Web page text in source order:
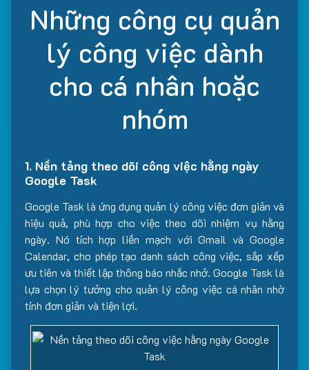
Những công cụ quản
lý công việc dành
cho cá nhân hoặc
nhóm
1. Nền tảng theo dõi công việc hằng ngày
Google Task
Google Task là ứng dụng quản lý công việc đơn giản và
hiệu quả, phù hợp cho việc theo dõi nhiệm vụ hằng
ngày. Nó tích hợp liền mạch với Gmail và Google
Calendar, cho phép tạo danh sách công việc, sắp xếp
ưu tiên và thiết lập thông báo nhắc nhở. Google Task là
lựa chọn lý tưởng cho quản lý công việc cá nhân nhờ
tính đơn giản và tiện lợi.